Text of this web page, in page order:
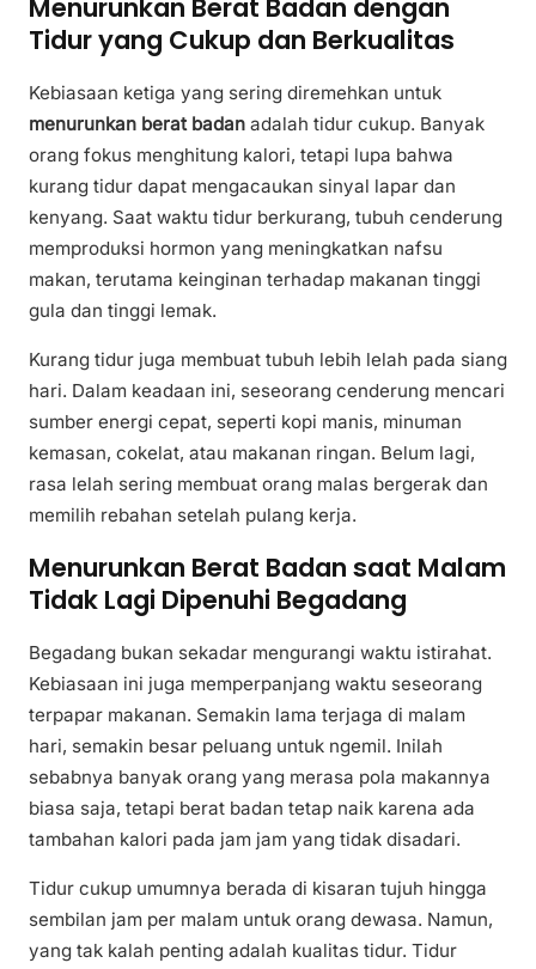
Menurunkan Berat Badan dengan
Tidur yang Cukup dan Berkualitas
Kebiasaan ketiga yang sering diremehkan untuk
menurunkan berat badan adalah tidur cukup. Banyak
orang fokus menghitung kalori, tetapi lupa bahwa
kurang tidur dapat mengacaukan sinyal lapar dan
kenyang. Saat waktu tidur berkurang, tubuh cenderung
memproduksi hormon yang meningkatkan nafsu
makan, terutama keinginan terhadap makanan tinggi
gula dan tinggi lemak.
Kurang tidur juga membuat tubuh lebih lelah pada siang
hari. Dalam keadaan ini, seseorang cenderung mencari
sumber energi cepat, seperti kopi manis, minuman
kemasan, cokelat, atau makanan ringan. Belum lagi,
rasa lelah sering membuat orang malas bergerak dan
memilih rebahan setelah pulang kerja.
Menurunkan Berat Badan saat Malam
Tidak Lagi Dipenuhi Begadang
Begadang bukan sekadar mengurangi waktu istirahat.
Kebiasaan ini juga memperpanjang waktu seseorang
terpapar makanan. Semakin lama terjaga di malam
hari, semakin besar peluang untuk ngemil. Inilah
sebabnya banyak orang yang merasa pola makannya
biasa saja, tetapi berat badan tetap naik karena ada
tambahan kalori pada jam jam yang tidak disadari.
Tidur cukup umumnya berada di kisaran tujuh hingga
sembilan jam per malam untuk orang dewasa. Namun,
yang tak kalah penting adalah kualitas tidur. Tidur